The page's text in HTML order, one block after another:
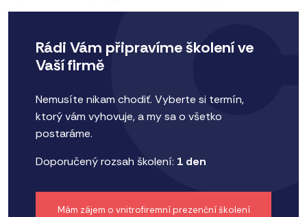
Rádi Vám připravíme školení ve
Vaší firmě
Nemusíte nikam chodiť. Vyberte si termín,
ktorý vám vyhovuje, a my sa o všetko
postaráme.
Doporučený rozsah školení: 1 den
Mám zájem o vnitrofiremní prezenční školení